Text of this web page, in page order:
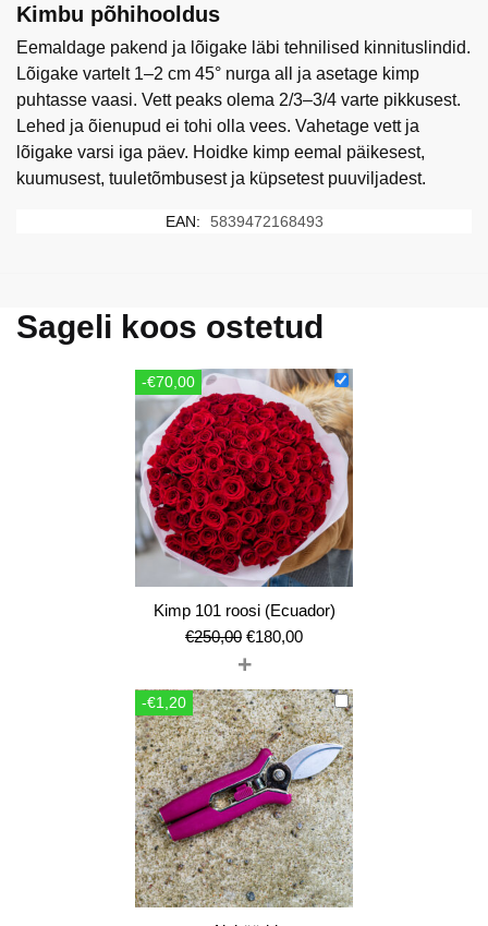
Kimbu põhihooldus
Eemaldage pakend ja lõigake läbi tehnilised kinnituslindid.
Lõigake vartelt 1–2 cm 45° nurga all ja asetage kimp
puhtasse vaasi. Vett peaks olema 2/3–3/4 varte pikkusest.
Lehed ja õienupud ei tohi olla vees. Vahetage vett ja
lõigake varsi iga päev. Hoidke kimp eemal päikesest,
kuumusest, tuuletõmbusest ja küpsetest puuviljadest.
EAN: 5839472168493
Sageli koos ostetud
-€70,00
Kimp 101 roosi (Ecuador)
€250,00 Algne
hind
oli:
€250,00.
€180,00Current
is:
€180,00.
+
-€1,20